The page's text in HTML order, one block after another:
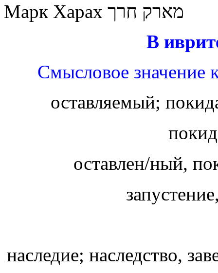
Марк Харах מארק חרך
В
Смысловое значение
оставляемый;
оставлен/ный,
наследие; наследство,